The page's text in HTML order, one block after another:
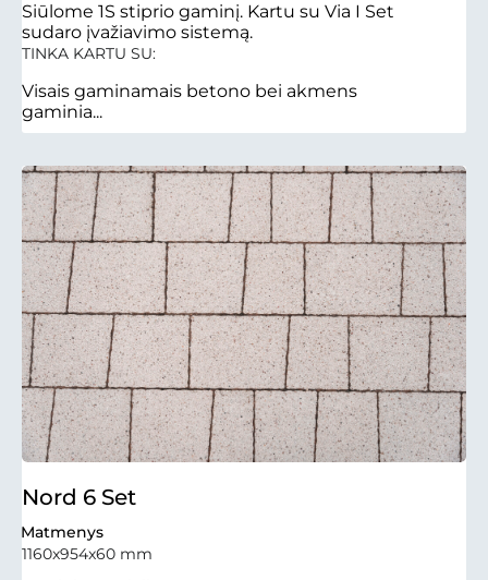
Siūlome 1S stiprio gaminį. Kartu su Via I Set
sudaro įvažiavimo sistemą.
TINKA KARTU SU:
Visais gaminamais betono bei akmens
gaminia...
Nord 6 Set
Matmenys
1160x954x60 mm